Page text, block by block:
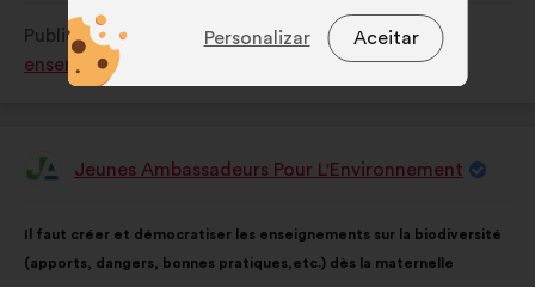
qualificada
em:
qualificada
em:
Publicado em
Comment protéger et restaurer
ensemble la biodiversité?
PropostaJeunes Ambassadeurs Pour L'Environnement
da
proposta:
Il faut créer et démocratiser les enseignements sur la biodiversité
(apports, dangers, bonnes pratiques,etc.) dès la maternelle
repartição
é
do sitio Internet
Estatísticos:cookies para
consultas aos cidadãos de uma
forma agregada
Aceitar
Personalizar